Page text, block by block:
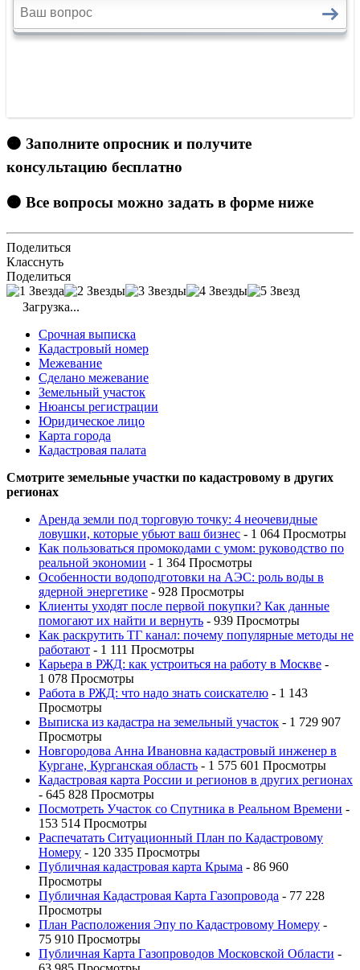
🟠 Заполните опросник и получите
консультацию бесплатно
🟠 Все вопросы можно задать в форме ниже
Поделиться
Класснуть
Поделиться
Загрузка...
Срочная выписка
Кадастровый номер
Межевание
Сделано межевание
Земельный участок
Нюансы регистрации
Юридическое лицо
Карта города
Кадастровая палата
Смотрите земельные участки по кадастровому в других
регионах
Аренда земли под торговую точку: 4 неочевидные
ловушки, которые убьют ваш бизнес - 1 064 Просмотры
Как пользоваться промокодами с умом: руководство по
реальной экономии - 1 364 Просмотры
Особенности водоподготовки на АЭС: роль воды в
ядерной энергетике - 928 Просмотры
Клиенты уходят после первой покупки? Как данные
помогают их найти и вернуть - 939 Просмотры
Как раскрутить ТГ канал: почему популярные методы не
работают - 1 111 Просмотры
Карьера в РЖД: как устроиться на работу в Москве -
1 078 Просмотры
Работа в РЖД: что надо знать соискателю - 1 143
Просмотры
Выписка из кадастра на земельный участок - 1 729 907
Просмотры
Новгородова Анна Ивановна кадастровый инженер в
Кургане, Курганская область - 1 575 601 Просмотры
Кадастровая карта России и регионов в других регионах
- 645 828 Просмотры
Посмотреть Участок со Спутника в Реальном Времени -
153 514 Просмотры
Распечатать Ситуационный План по Кадастровому
Номеру - 120 335 Просмотры
Публичная кадастровая карта Крыма - 86 960
Просмотры
Публичная Кадастровая Карта Газопровода - 77 228
Просмотры
План Расположения Эпу по Кадастровому Номеру -
75 910 Просмотры
Публичная Карта Газопроводов Московской Области -